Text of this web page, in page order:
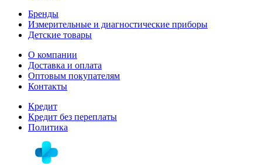
Бренды
Измерительные и диагностические приборы
Детские товары
О компании
Доставка и оплата
Оптовым покупателям
Контакты
Кредит
Кредит без переплаты
Политика